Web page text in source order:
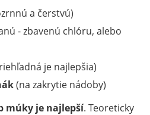
a čerstvú)
- zbavenú chlóru, alebo
je najlepšia)
(na zakrytie nádoby)
múky je najlepší. Teoreticky